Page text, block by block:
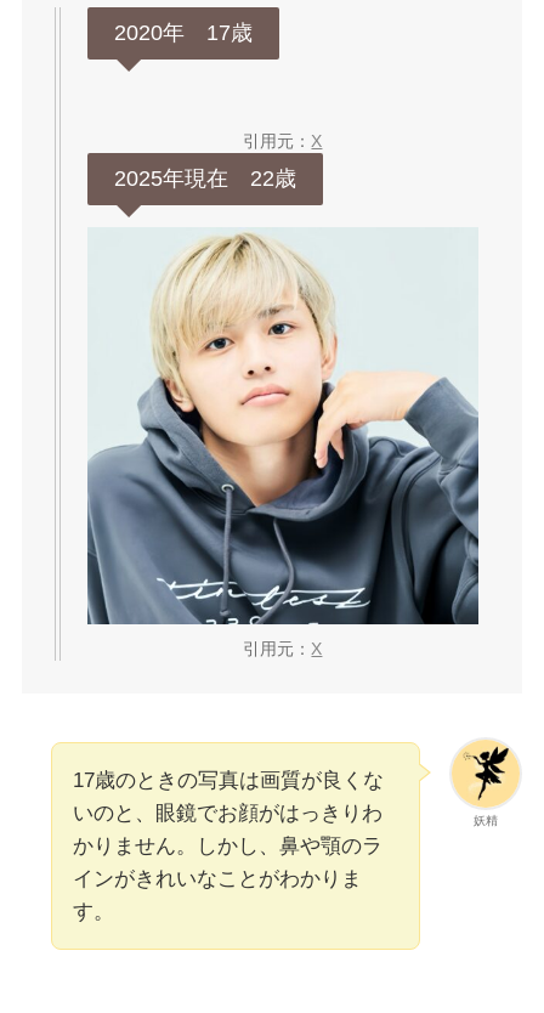
2020年 17歳
引用元： X
2025年現在 22歳
引用元：X
妖精
17歳のときの写真は画質が良くな
いのと、眼鏡でお顔がはっきりわ
かりません。しかし、鼻や顎のラ
インがきれいなことがわかりま
す。